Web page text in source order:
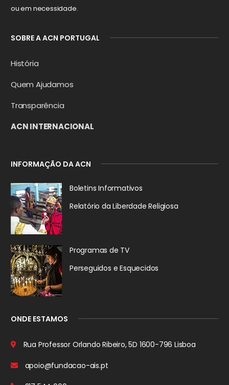
ou em necessidade.
SOBRE A ACN PORTUGAL
História
Quem Ajudamos
Transparência
ACN INTERNACIONAL
INFORMAÇÃO DA ACN
Boletins Informativos
Relatório da Liberdade Religiosa
Programas de TV
Perseguidos e Esquecidos
ONDE ESTAMOS
Rua Professor Orlando Ribeiro, 5D 1600-796 Lisboa
apoio@fundacao-ais.pt